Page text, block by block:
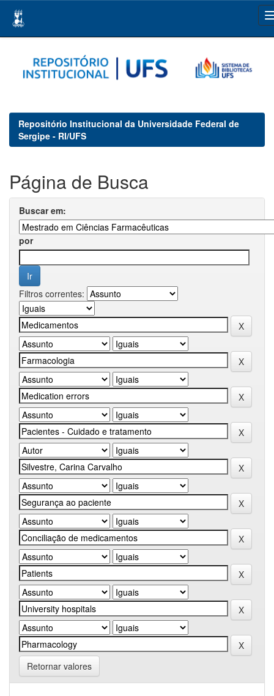
navigation
Repositório Institucional da Universidade Federal de
Sergipe - RI/UFS
Página de Busca
Buscar em:
por
Filtros correntes:
Retornar valores